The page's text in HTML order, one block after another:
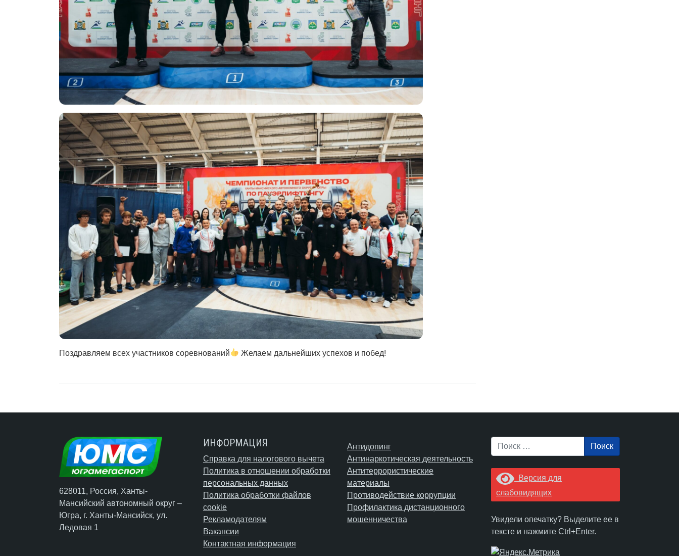
Поздравляем всех участников соревнований Желаем дальнейших успехов и побед!
628011, Россия, Ханты-
Мансийский автономный округ –
Югра, г. Ханты-Мансийск, ул.
Ледовая 1
ИНФОРМАЦИЯ
Справка для налогового вычета
Политика в отношении обработки
персональных данных
Политика обработки файлов
cookie
Рекламодателям
Вакансии
Контактная информация
Антидопинг
Антинаркотическая деятельность
Антитеррористические
материалы
Противодействие коррупции
Профилактика дистанционного
мошенничества
Поиск
Версия для
слабовидящих
Увидели опечатку? Выделите ее в
тексте и нажмите Ctrl+Enter.